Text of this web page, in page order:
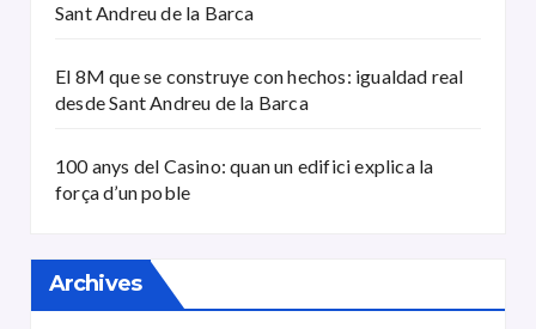
Sant Andreu de la Barca
El 8M que se construye con hechos: igualdad real
desde Sant Andreu de la Barca
100 anys del Casino: quan un edifici explica la
força d’un poble
Archives